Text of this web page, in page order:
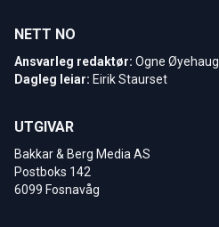
NETT NO
Ansvarleg redaktør: Ogne Øyehaug
Dagleg leiar: Eirik Staurset
UTGIVAR
Bakkar & Berg Media AS
Postboks 142
6099 Fosnavåg